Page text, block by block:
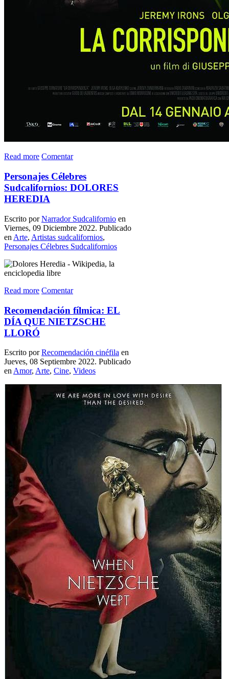
Read more Comentar
Personajes Célebres
Sudcalifornios: DOLORES
HEREDIA
Escrito porNarrador Sudcalifornio en
Viernes, 09 Diciembre 2022. Publicado
en Arte, Artistas sudcalifornios,
Personajes Célebres Sudcalifornios
Read more Comentar
Recomendación fílmica: EL
DÍA QUE NIETZSCHE
LLORÓ
Escrito porRecomendación cinéfila en
Jueves, 08 Septiembre 2022. Publicado
en Amor, Arte, Cine, Videos